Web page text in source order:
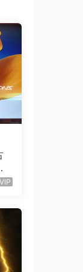
VIP